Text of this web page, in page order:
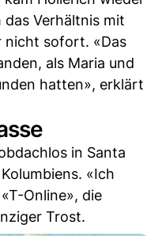
Verhältnis mit
nicht sofort. «Das
als Maria und
hatten», erklärt
in Santa
«Ich
Online», die
Trost.